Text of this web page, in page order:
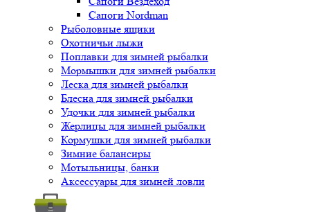
Сапоги Nordman
Рыболовные ящики
Охотничьи лыжи
Поплавки для зимней рыбалки
Мормышки для зимней рыбалки
Леска для зимней рыбалки
Блесна для зимней рыбалки
Удочки для зимней рыбалки
Жерлицы для зимней рыбалки
Кормушки для зимней рыбалки
Зимние балансиры
Мотыльницы, банки
Аксессуары для зимней ловли